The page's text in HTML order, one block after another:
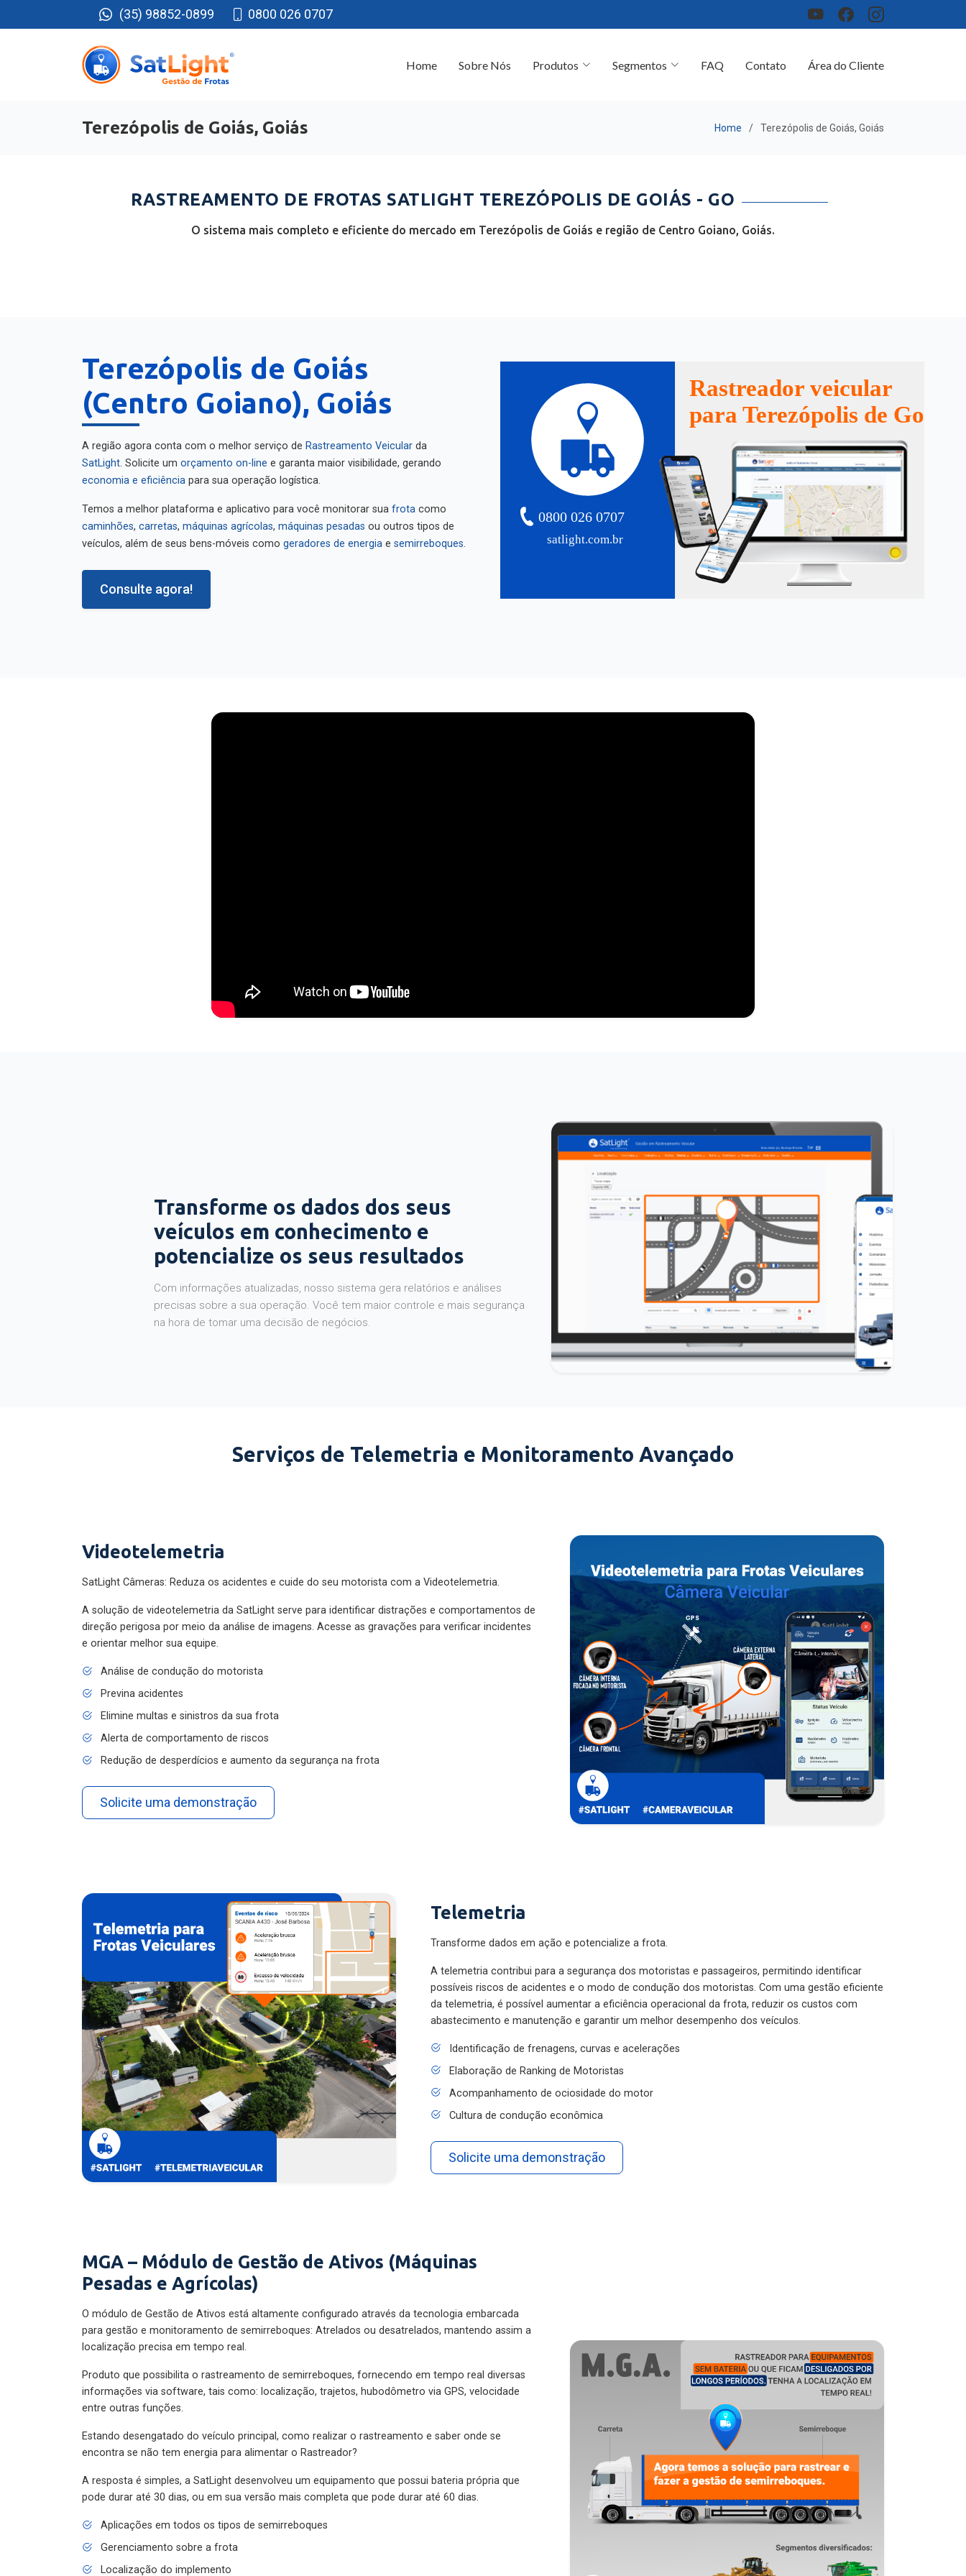
(35) 98852-0899 0800 026 0707
Home Sobre Nós Produtos Segmentos FAQ Contato Área do Cliente
Terezópolis de Goiás, Goiás Home Terezópolis de Goiás, Goiás
RASTREAMENTO DE FROTAS SATLIGHT TEREZÓPOLIS DE GOIÁS - GO
O sistema mais completo e eficiente do mercado em Terezópolis de Goiás e região de Centro Goiano, Goiás.
Terezópolis de Goiás
(Centro Goiano), Goiás
A região agora conta com o melhor serviço de Rastreamento Veicular da
SatLight. Solicite um orçamento on-line e garanta maior visibilidade, gerando
economia e eficiência para sua operação logística.
Temos a melhor plataforma e aplicativo para você monitorar sua frota como
caminhões, carretas, máquinas agrícolas, máquinas pesadas ou outros tipos de
veículos, além de seus bens-móveis como geradores de energia e semirreboques.
Consulte agora!
satlight.com.br
0800 026 0707
Rastreador veicular
para Terezópolis de Goiás
Transforme os dados dos seus
veículos em conhecimento e
potencialize os seus resultados
Com informações atualizadas, nosso sistema gera relatórios e análises
precisas sobre a sua operação. Você tem maior controle e mais segurança
na hora de tomar uma decisão de negócios.
Serviços de Telemetria e Monitoramento Avançado
Videotelemetria
SatLight Câmeras: Reduza os acidentes e cuide do seu motorista com a Videotelemetria.
A solução de videotelemetria da SatLight serve para identificar distrações e comportamentos de
direção perigosa por meio da análise de imagens. Acesse as gravações para verificar incidentes
e orientar melhor sua equipe.
Análise de condução do motorista
Previna acidentes
Elimine multas e sinistros da sua frota
Alerta de comportamento de riscos
Redução de desperdícios e aumento da segurança na frota
Solicite uma demonstração
Telemetria
Transforme dados em ação e potencialize a frota.
A telemetria contribui para a segurança dos motoristas e passageiros, permitindo identificar
possíveis riscos de acidentes e o modo de condução dos motoristas. Com uma gestão eficiente
da telemetria, é possível aumentar a eficiência operacional da frota, reduzir os custos com
abastecimento e manutenção e garantir um melhor desempenho dos veículos.
Identificação de frenagens, curvas e acelerações
Elaboração de Ranking de Motoristas
Acompanhamento de ociosidade do motor
Cultura de condução econômica
Solicite uma demonstração
MGA – Módulo de Gestão de Ativos (Máquinas
Pesadas e Agrícolas)
O módulo de Gestão de Ativos está altamente configurado através da tecnologia embarcada
para gestão e monitoramento de semirreboques: Atrelados ou desatrelados, mantendo assim a
localização precisa em tempo real.
Produto que possibilita o rastreamento de semirreboques, fornecendo em tempo real diversas
informações via software, tais como: localização, trajetos, hubodômetro via GPS, velocidade
entre outras funções.
Estando desengatado do veículo principal, como realizar o rastreamento e saber onde se
encontra se não tem energia para alimentar o Rastreador?
A resposta é simples, a SatLight desenvolveu um equipamento que possui bateria própria que
pode durar até 30 dias, ou em sua versão mais completa que pode durar até 60 dias.
Aplicações em todos os tipos de semirreboques
Gerenciamento sobre a frota
Localização do implemento